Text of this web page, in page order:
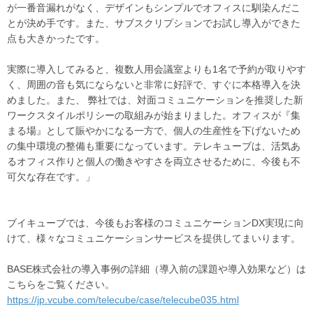
が一番音漏れがなく、デザインもシンプルでオフィスに馴染んだこ
とが決め手です。また、サブスクリプションでお試し導入ができた
点も大きかったです。
実際に導入してみると、複数人用会議室よりも1名で予約が取りやす
く、周囲の音も気にならないと非常に好評で、すぐに本格導入を決
めました。また、 弊社では、対面コミュニケーションを推奨した新
ワークスタイルポリシーの取組みが始まりました。オフィスが『集
まる場』として賑やかになる一方で、個人の生産性を下げないため
の集中環境の整備も重要になっています。テレキューブは、活気あ
るオフィス作りと個人の働きやすさを両立させるために、今後も不
可欠な存在です。」
ブイキューブでは、今後もお客様のコミュニケーションDX実現に向
けて、様々なコミュニケーションサービスを提供してまいります。
BASE株式会社の導入事例の詳細（導入前の課題や導入効果など）は
こちらをご覧ください。
https://jp.vcube.com/telecube/case/telecube035.html